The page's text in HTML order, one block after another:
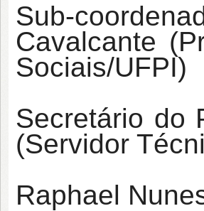
Sub-
Cavalcante
Sociais/UFPI)
Secretário do
(Servidor
Raphael